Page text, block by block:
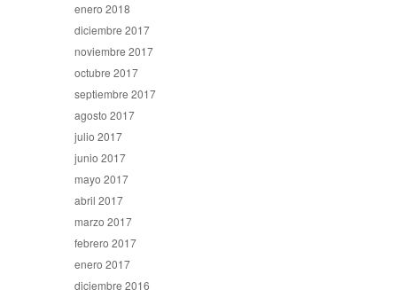
enero 2018
diciembre 2017
noviembre 2017
octubre 2017
septiembre 2017
agosto 2017
julio 2017
junio 2017
mayo 2017
abril 2017
marzo 2017
febrero 2017
enero 2017
diciembre 2016